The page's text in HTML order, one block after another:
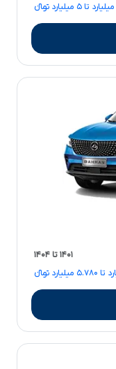
۱۴۰۱ تا ۱۴۰۴